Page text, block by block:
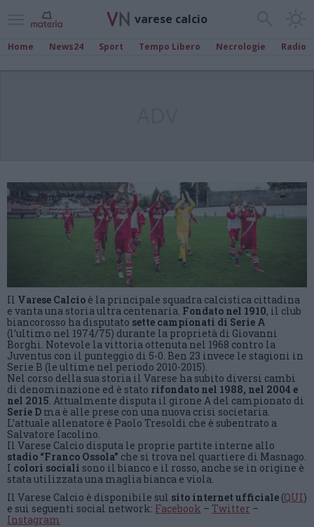
varese calcio
Home News24 Sport Tempo Libero Necrologie Radio
Il Varese Calcio è la principale squadra calcistica cittadina
e vanta una storia ultra centenaria. Fondato nel 1910, il club
biancorosso ha disputato sette campionati di Serie A
(l’ultimo nel 1974/75) durante la proprietà di Giovanni
Borghi. Notevole la vittoria ottenuta nel 1968 contro la
Juventus con il punteggio di 5-0. Ben 23 invece le stagioni in
Serie B (le ultime nel periodo 2010-2015).
Nel corso della sua storia il Varese ha subito diversi cambi
di denominazione ed è stato rifondato nel 1988, nel 2004 e
nel 2015 . Attualmente disputa il girone A del campionato di
Serie D ma è alle prese con una nuova crisi societaria.
L’attuale allenatore è Paolo Tresoldi che è subentrato a
Salvatore Iacolino.
Il Varese Calcio disputa le proprie partite interne allo
stadio “Franco Ossola” che si trova nel quartiere di Masnago.
I colori sociali sono il bianco e il rosso, anche se in origine è
stata utilizzata una maglia bianca e viola.
Il Varese Calcio è disponibile sul sito internet ufficiale (QUI)
e sui seguenti social network: Facebook – Twitter –
Instagram